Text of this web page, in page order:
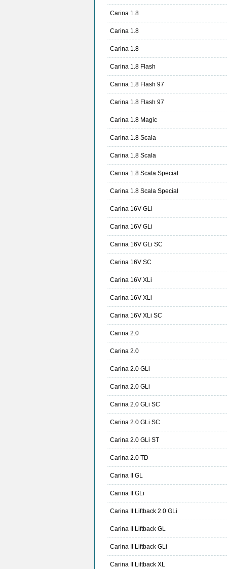
Carina 1.8
Carina 1.8
Carina 1.8
Carina 1.8 Flash
Carina 1.8 Flash 97
Carina 1.8 Flash 97
Carina 1.8 Magic
Carina 1.8 Scala
Carina 1.8 Scala
Carina 1.8 Scala Special
Carina 1.8 Scala Special
Carina 16V GLi
Carina 16V GLi
Carina 16V GLi SC
Carina 16V SC
Carina 16V XLi
Carina 16V XLi
Carina 16V XLi SC
Carina 2.0
Carina 2.0
Carina 2.0 GLi
Carina 2.0 GLi
Carina 2.0 GLi SC
Carina 2.0 GLi SC
Carina 2.0 GLi ST
Carina 2.0 TD
Carina II GL
Carina II GLi
Carina II Liftback 2.0 GLi
Carina II Liftback GL
Carina II Liftback GLi
Carina II Liftback XL